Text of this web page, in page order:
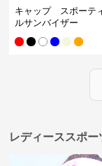
キャップ スポーテ
ルサンバイザー
レディーススポ